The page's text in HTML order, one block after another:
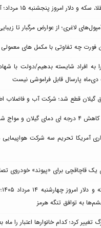
پنجشنبه ۱۵ مرداد؛ آیا کاهش قیمت‌ها ادامه دارد؟
لاغری؛ از عوارض مرگبار تا
چه تفاوتی با مکمل های معمولی
به افراد شایسته بدهیم/دولت با
پارسال قابل فراموشی نیست
گیلان قطع شد؛ شرکت آب و فاضلاب
کاسپین از پنجشنبه
آمریکا تحریم سه شرکت هواپیمایی
یک قاچاقچی برای «پیوند» خودروی
به توافق تنگه هرمز
تغییر کرد؛ کدام خانوارها اعتبار را